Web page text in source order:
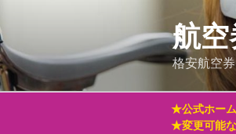
ン
テ
ン
ツ
航
格安航空
★公式ホーム
★変更可能な